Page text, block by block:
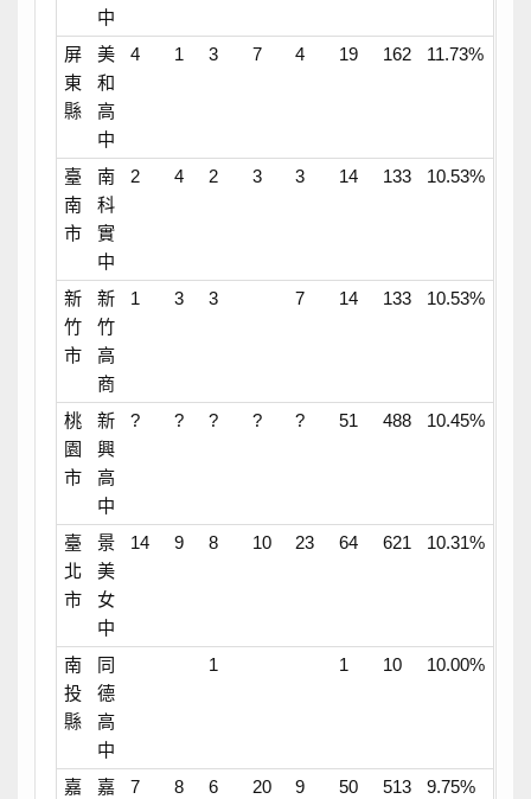
中
屏
東
縣
美
和
高
中
4 1 3 7 4 19 162 11.73%
臺
南
市
南
科
實
中
2 4 2 3 3 14 133 10.53%
新
竹
市
新
竹
高
商
1 3 3 7 14 133 10.53%
桃
園
市
新
興
高
中
? ? ? ? ? 51 488 10.45%
臺
北
市
景
美
女
中
14 9 8 10 23 64 621 10.31%
南
投
縣
同
德
高
中
1 1 10 10.00%
嘉 嘉 7 8 6 20 9 50 513 9.75%